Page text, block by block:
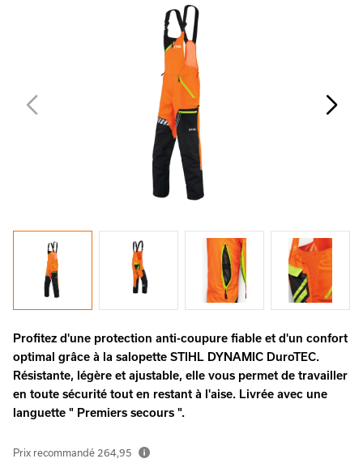
Profitez d'une protection anti-coupure fiable et d'un confort
optimal grâce à la salopette STIHL DYNAMIC DuroTEC.
Résistante, légère et ajustable, elle vous permet de travailler
en toute sécurité tout en restant à l'aise. Livrée avec une
languette " Premiers secours ".
Prix recommandé 264,95